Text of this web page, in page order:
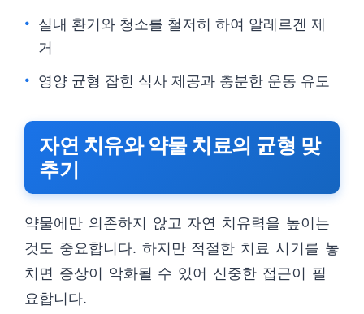
실내 환기와 청소를 철저히 하여 알레르겐 제
거
영양 균형 잡힌 식사 제공과 충분한 운동 유도
자연 치유와 약물 치료의 균형 맞
추기
약물에만 의존하지 않고 자연 치유력을 높이는
것도 중요합니다. 하지만 적절한 치료 시기를 놓
치면 증상이 악화될 수 있어 신중한 접근이 필
요합니다.